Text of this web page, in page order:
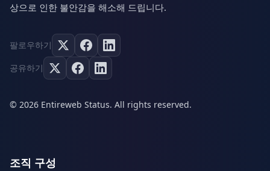
상으로 인한 불안감을 해소해 드립니다.
팔로우하기
공유하기
© 2026 Entireweb Status. All rights reserved.
조직 구성